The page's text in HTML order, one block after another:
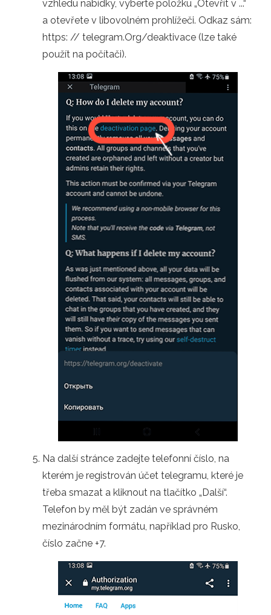
vzhledu nabídky, vyberte položku „Otevřít v ...“
a otevřete v libovolném prohlížeči. Odkaz sám:
https: // telegram.Org/deaktivace (lze také
použít na počítači).
Na další stránce zadejte telefonní číslo, na
kterém je registrován účet telegramu, které je
třeba smazat a kliknout na tlačítko „Další“.
Telefon by měl být zadán ve správném
mezinárodním formátu, například pro Rusko,
číslo začne +7.